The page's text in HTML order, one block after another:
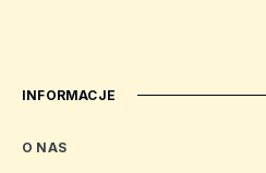
INFORMACJE
O NAS